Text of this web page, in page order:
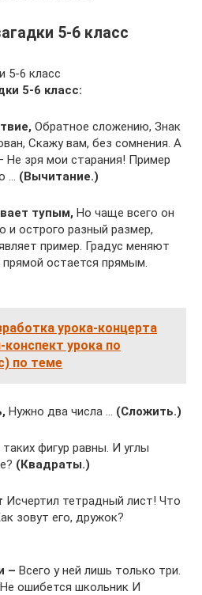
5-6 класс
5-6 класс
5-6 класс:
Обратное сложению, Знак
Скажу вам, без сомнения. А
Не зря мои старания! Пример
… (Вычитание.)
тупым, Но чаще всего он
и острого разный размер,
пример. Градус меняют
остается прямым.
урока-концерта
конспект урока по
по теме
Нужно два числа … (Сложить.)
таких фигур равны. И углы
(Квадраты.)
Исчертил тетрадный лист! Что
зовут его, дружок?
– Всего у ней лишь только три.
ошибется школьник И